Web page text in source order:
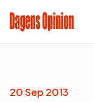
20 Sep 2013